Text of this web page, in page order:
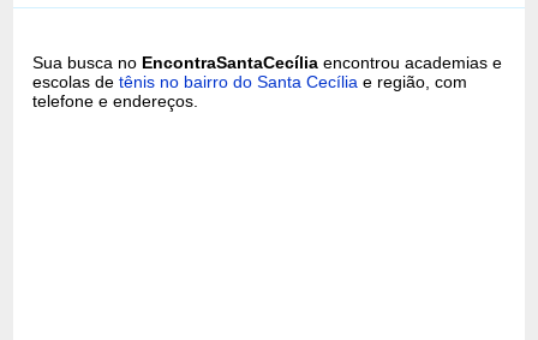
Sua busca no EncontraSantaCecília encontrou academias e
escolas detênis no bairro do Santa Cecília e região, com
telefone e endereços.